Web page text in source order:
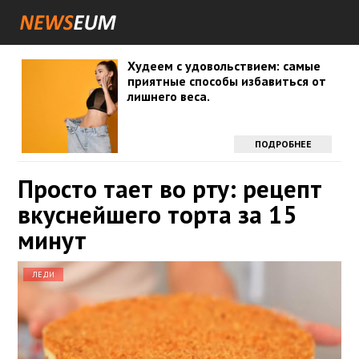
Худеем с удовольствием: самые
приятные способы избавиться от
лишнего веса.
ПОДРОБНЕЕ
Просто тает во рту: рецепт
вкуснейшего торта за 15
минут
ЛЕДИ